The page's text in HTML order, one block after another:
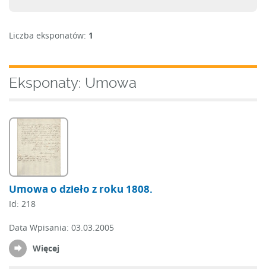
Liczba eksponatów: 1
Eksponaty: Umowa
Umowa o dzieło z roku 1808.
Id: 218
Data Wpisania: 03.03.2005
Więcej